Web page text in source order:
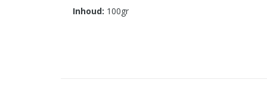
Inhoud: 100gr